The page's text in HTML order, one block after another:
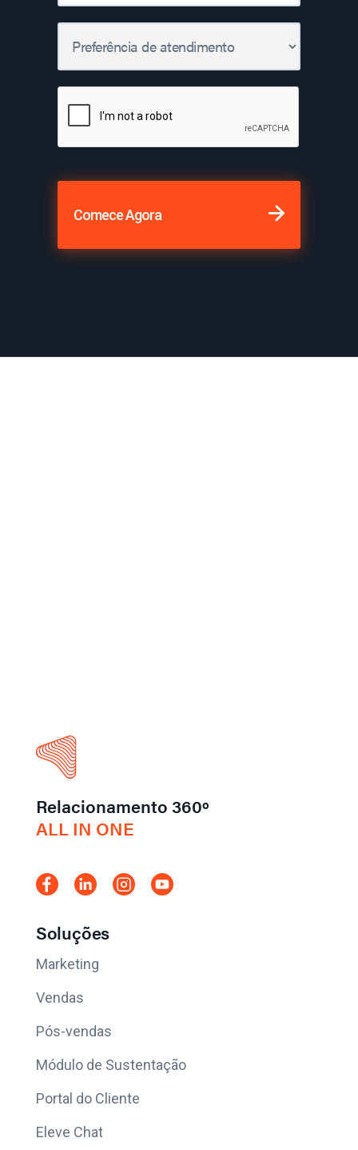
Comece Agora
Relacionamento 360º
ALL IN ONE
Soluções
Marketing
Vendas
Pós-vendas
Módulo de Sustentação
Portal do Cliente
Eleve Chat